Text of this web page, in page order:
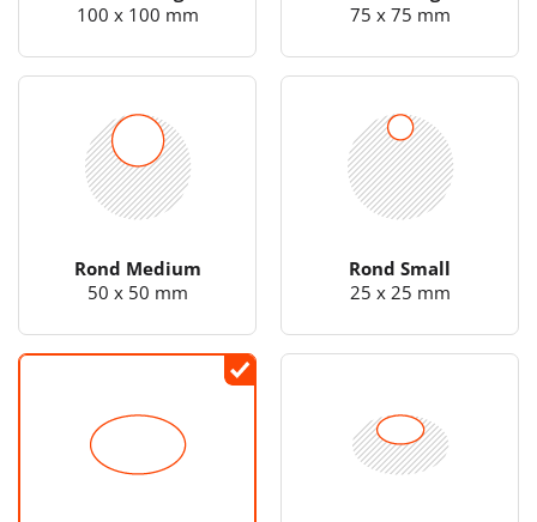
100 x 100 mm
75 x 75 mm
Rond Medium
50 x 50 mm
Rond Small
25 x 25 mm